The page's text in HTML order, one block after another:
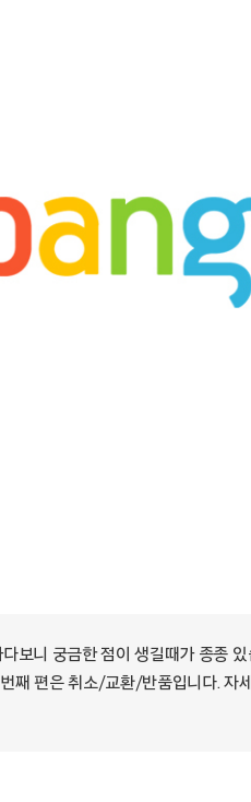
보니 궁금한 점이 생길때가 종종
째 편은 취소/교환/반품입니다. 자